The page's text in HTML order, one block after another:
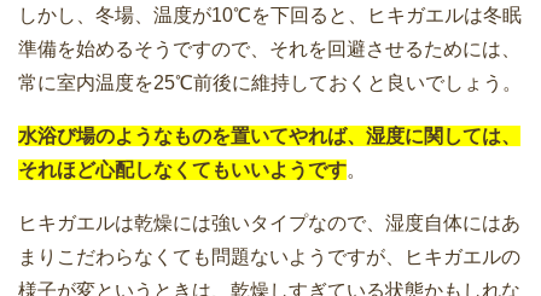
しかし、冬場、温度が10℃を下回ると、ヒキガエルは冬眠
準備を始めるそうですので、それを回避させるためには、
常に室内温度を25℃前後に維持しておくと良いでしょう。
水浴び場のようなものを置いてやれば、湿度に関しては、
それほど心配しなくてもいいようです。
ヒキガエルは乾燥には強いタイプなので、湿度自体にはあ
まりこだわらなくても問題ないようですが、ヒキガエルの
様子が変というときは、乾燥しすぎている状態かもしれな